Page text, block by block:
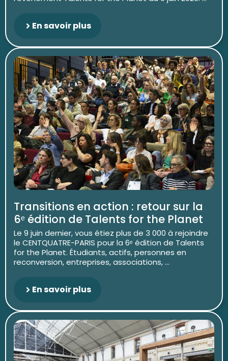
En savoir plus
Transitions en action : retour sur la
6ᵉ édition de Talents for the Planet
Le 9 juin dernier, vous étiez plus de 3 000 à rejoindre
le CENTQUATRE-PARIS pour la 6ᵉ édition de Talents
for the Planet. Étudiants, actifs, personnes en
reconversion, entreprises, associations, ...
En savoir plus